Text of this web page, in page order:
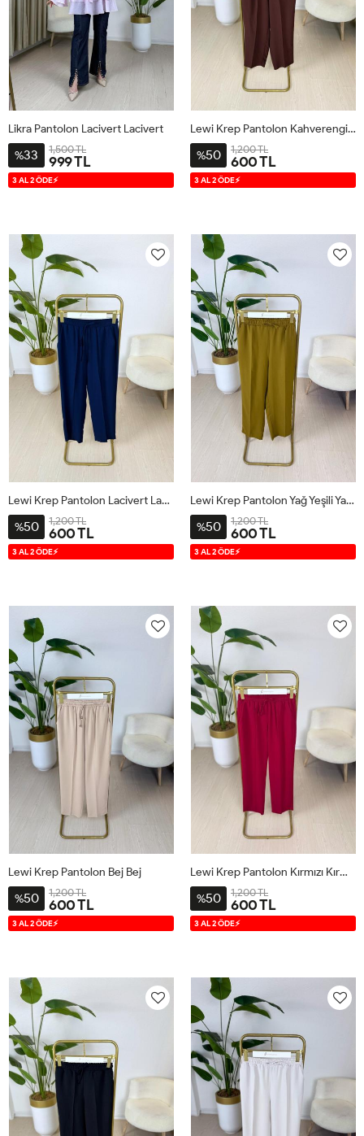
S
Likra Pantolon Lacivert Lacivert
%33 1,500 TL
999 TL
3 AL 2 ÖDE⚡ S
Lewi Krep Pantolon Kahverengi Kahverengi
%50 1,200 TL
600 TL
3 AL 2 ÖDE⚡
S
Lewi Krep Pantolon Lacivert Lacivert
%50 1,200 TL
600 TL
3 AL 2 ÖDE⚡ S
Lewi Krep Pantolon Yağ Yeşili Yağ Yeşili
%50 1,200 TL
600 TL
3 AL 2 ÖDE⚡
S
Lewi Krep Pantolon Bej Bej
%50 1,200 TL
600 TL
3 AL 2 ÖDE⚡ S
Lewi Krep Pantolon Kırmızı Kırmızı
%50 1,200 TL
600 TL
3 AL 2 ÖDE⚡